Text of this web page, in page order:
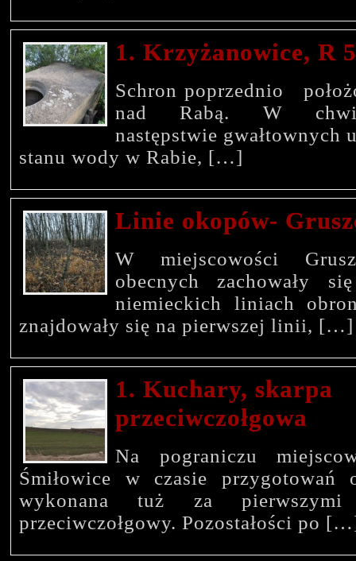
1. Krzyżanowice, R
Schron poprzednio
nad Rabą. W
następstwie gwałtownych
stanu wody w Rabie, […]
Linie okopów-
W miejscowości
obecnych zachowały
niemieckich liniach
znajdowały się na pierwszej linii, […]
1. Kuchary, skarpa
przeciwczołgowa
Na pograniczu
Śmiłowice w czasie przygotowań
wykonana tuż za
przeciwczołgowy. Pozostałości po